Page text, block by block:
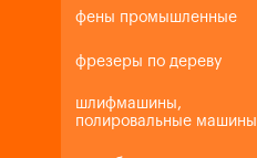
фены промышленные
фрезеры по дереву
шлифмашины,
полировальные машины